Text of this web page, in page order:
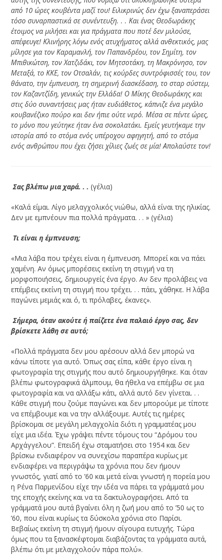
από 10 ώρες κουβέντα μαζί του! Ειλικρινώς δεν έχω ξαναπεράσει
τόσο συναρπαστικά σε συνέντευξη. . . Και ένας Θεοδωράκης
έτοιμος να μιλήσει και για πράγματα που ποτέ δεν μιλούσε,
απέφευγε! Κλινήρης λόγω ενός ατυχήματος αλλά ανθεκτικός, μας
μίλησε για τον Καραμανλή, τον Παπανδρέου, τον Σημίτη, τον
Μπιθικώτση, τον Χατζιδάκι, τον Μητσοτάκη, τη Μακρόνησο, τον
Μεταξά, το ΚΚΕ, τον Οτσαλάν, τις κούρδες συντρόφισσές του, τον
θάνατο, την έμπνευση, τη σημερινή διασκέδαση, το σταρ σύστεμ,
τον Καζαντζίδη, γενικώς την Ελλάδα! Ο Μίκης Θεοδωράκης και
στις δύο συναντήσεις μας ήταν ευδιάθετος, κάπνιζε ένα μεγάλο
κουβανέζικο πούρο και δεν ήπιε ούτε νερό. Μέσα σε πέντε ώρες,
το μόνο που γεύτηκε ήταν ένα σοκολατάκι. Εμείς γευτήκαμε την
ιστορία από το στόμα ενός υπέροχου αφηγητή, από το στόμα
ενός ανθρώπου που έχει ζήσει χίλιες ζωές σε μία! Απολαύστε τον!
­ Σας βλέπω μια χαρά. . .(γέλια)
«Καλά είμαι. Λίγο μελαγχολικός νιώθω, αλλά είναι της ηλικίας.
Δεν με εμπνέουν πια πολλά πράγματα. . . » (γέλια)
­ Τι είναι η έμπνευση;
«Μια λάβα που τρέχει είναι η έμπνευση. Μπορεί και να πάει
χαμένη. Αν όμως μπορέσεις εκείνη τη στιγμή να τη
μορφοποιήσεις, δημιουργείς ένα έργο. Αν δεν προλάβεις να
επέμβεις εκείνη τη στιγμή που τρέχει. . . πάει, χάθηκε. Η λάβα
παγώνει μεμιάς και ό, τι πρόλαβες, έκανες».
­ Σήμερα, όταν ακούτε ή παίζετε ένα παλαιό έργο σας, δεν
βρίσκετε λάθη σε αυτό;
«Πολλά πράγματα δεν μου αρέσουν αλλά δεν μπορώ να
κάνω τίποτε για αυτό. Όπως σας είπα, κάθε έργο είναι η
φωτογραφία της στιγμής που αυτό δημιουργήθηκε. Και όταν
βλέπω φωτογραφικά άλμπουμ, θα ήθελα να επέμβω σε μια
φωτογραφία και να αλλάξω κάτι, αλλά αυτό δεν γίνεται. . .
Κάθε στιγμή που ζούμε παγώνει και δεν μπορούμε με τίποτε
να επέμβουμε και να την αλλάξουμε. Αυτές τις ημέρες
βρίσκομαι σε μεγάλη μελαγχολία διότι η γραμματέας μου
είχε μια ιδέα. Έχω γράψει πέντε τόμους του “Δρόμου του
Αρχάγγελου”. Επειδή έχω σταματήσει στο 1954 και δεν
βρίσκω ενδιαφέρον να συνεχίσω παραπέρα κυρίως με
ενδιαφέρει να περιγράψω τα χρόνια που δεν ήμουν
γνωστός, γιατί από το ’60 και μετά είναι γνωστή η πορεία μου
η Ρένα Παρμενίδου είχε την ιδέα να πάρει τα γράμματά μου
της εποχής εκείνης και να τα δακτυλογραφήσει. Από τα
γράμματά μου αυτά βγαίνει όλη η ζωή μου από το ’50 ως το
’60, που είναι κυρίως τα δύσκολα χρόνια στο Παρίσι.
Βεβαίως εκείνη τη στιγμή ήμουν σίγουρα ευτυχής. Τώρα
όμως που τα ξανασκέφτομαι διαβάζοντας τα γράμματα αυτά,
βλέπω ότι με μελαγχολούν πάρα πολύ».